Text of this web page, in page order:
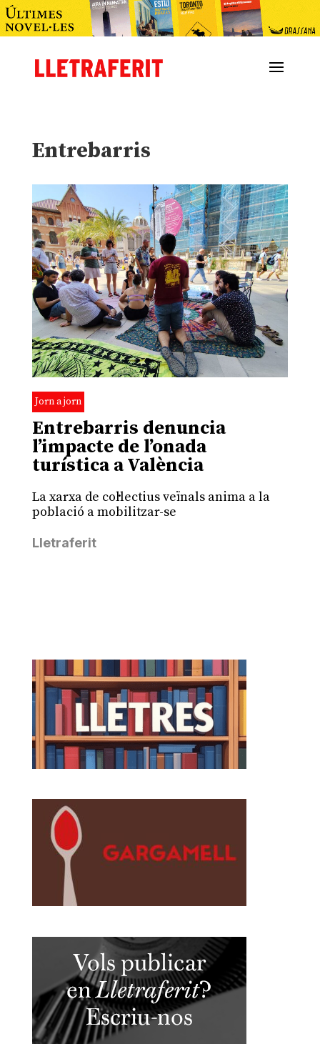
Entrebarris
Jorn a jorn
Entrebarris denuncia
l’impacte de l’onada
turística a València
La xarxa de col·lectius veïnals anima a la
població a mobilitzar-se
Lletraferit